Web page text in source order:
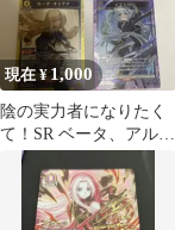
現在 ¥1,000
陰の実力者になりたく
て！SR ベータ、アルフ
ァ、ローズ、イプシロ